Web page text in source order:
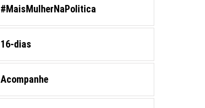
#MaisMulherNaPolitica
16-dias
Acompanhe